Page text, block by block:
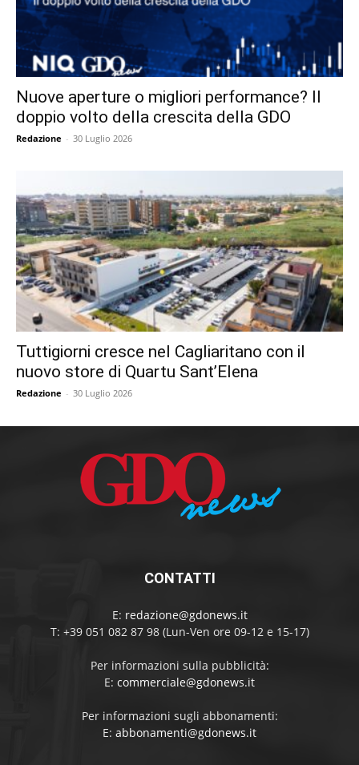
Nuove aperture o migliori performance? Il
doppio volto della crescita della GDO
Redazione - 30 Luglio 2026
Tuttigiorni cresce nel Cagliaritano con il
nuovo store di Quartu Sant’Elena
Redazione - 30 Luglio 2026
CONTATTI
E: redazione@gdonews.it
T: +39 051 082 87 98 (Lun-Ven ore 09-12 e 15-17)
Per informazioni sulla pubblicità:
E: commerciale@gdonews.it
Per informazioni sugli abbonamenti:
E: abbonamenti@gdonews.it